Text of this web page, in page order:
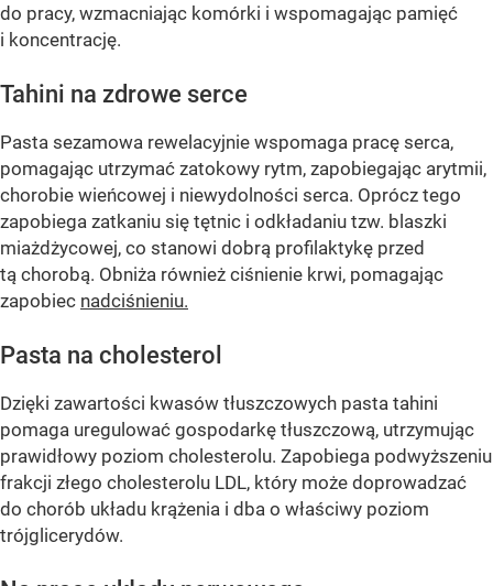
do pracy, wzmacniając komórki i wspomagając pamięć
i koncentrację.
Tahini na zdrowe serce
Pasta sezamowa rewelacyjnie wspomaga pracę serca,
pomagając utrzymać zatokowy rytm, zapobiegając arytmii,
chorobie wieńcowej i niewydolności serca. Oprócz tego
zapobiega zatkaniu się tętnic i odkładaniu tzw. blaszki
miażdżycowej, co stanowi dobrą profilaktykę przed
tą chorobą. Obniża również ciśnienie krwi, pomagając
zapobiec nadciśnieniu.
Pasta na cholesterol
Dzięki zawartości kwasów tłuszczowych pasta tahini
pomaga uregulować gospodarkę tłuszczową, utrzymując
prawidłowy poziom cholesterolu. Zapobiega podwyższeniu
frakcji złego cholesterolu LDL, który może doprowadzać
do chorób układu krążenia i dba o właściwy poziom
trójglicerydów.